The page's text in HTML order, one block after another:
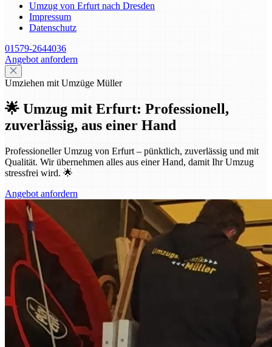
Umzug von Erfurt nach Dresden
Impressum
Datenschutz
01579-2644036
Angebot anfordern
Umziehen mit Umzüge Müller
🌟 Umzug mit Erfurt: Professionell,
zuverlässig, aus einer Hand
Professioneller Umzug von Erfurt – pünktlich, zuverlässig und mit
Qualität. Wir übernehmen alles aus einer Hand, damit Ihr Umzug
stressfrei wird. 🌟
Angebot anfordern